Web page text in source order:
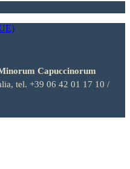
Capuccinorum
tel. +39 06 42 01 17 10 /